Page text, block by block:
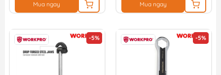
Mua ngay Mua ngay
-5% -5%